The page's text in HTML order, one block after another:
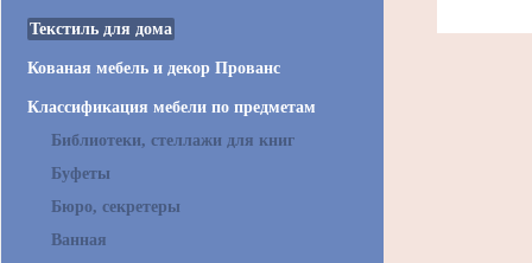
Текстиль для дома
Кованая мебель и декор Прованс
Классификация мебели по предметам
Библиотеки, стеллажи для книг
Буфеты
Бюро, секретеры
Ванная